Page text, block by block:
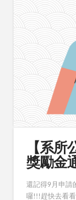
【系
獎勵金
還記得9月申請
囉!!!趕快去看